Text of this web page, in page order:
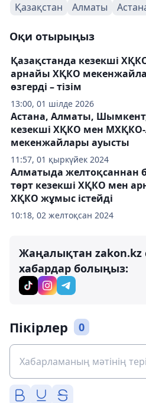
Қазақстан Алматы
Оқи отырыңыз
13:00, 01 шілде 2026
Қазақстанда кезекші
арнайы ХҚКО
өзгерді – тізім
11:57, 01 қыркүйек 2024
Астана, Алматы,
кезекші ХҚКО мен
мекенжайлары ауысты
10:18, 02 желтоқсан 2024
Алматыда желтоқсаннан
төрт кезекші ХҚКО мен
ХҚКО жұмыс істейді
Жаңалықтан zakon.kz
хабардар болыңыз:
Пікірлер 0